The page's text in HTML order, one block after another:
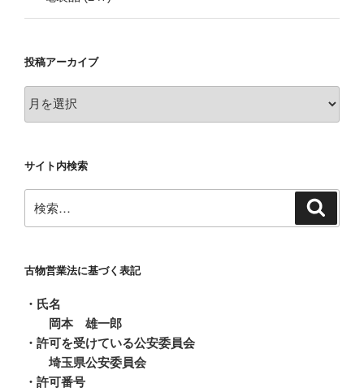
投稿アーカイブ
稿
カ
イ
ブ
サイト内検索
索:
古物営業法に基づく表記
・氏名
岡本 雄一郎
・許可を受けている公安委員会
埼玉県公安委員会
・許可番号